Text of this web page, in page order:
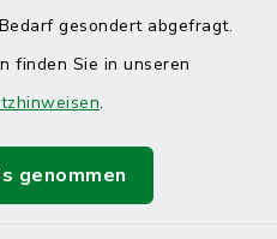
gesondert abgefragt.
finden Sie in unseren
.
genommen